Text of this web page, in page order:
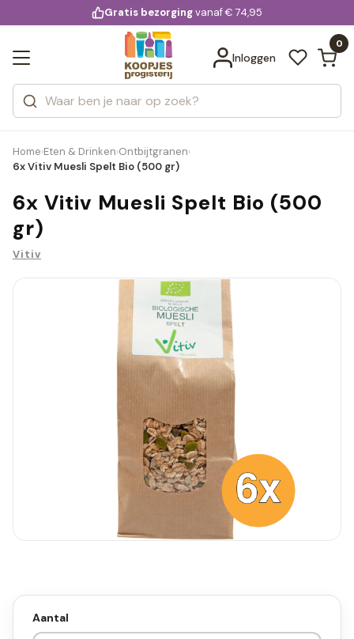
voor 20:00 uur besteld
Gratis bezorgingvanaf € 74,95
Inloggen
0
Zoeken
Categorieën
Merken
Bekijk alle resultaten
Home›Eten & Drinken›Ontbijtgranen›
6x Vitiv Muesli Spelt Bio (500 gr)
6x Vitiv Muesli Spelt Bio (500
gr)
Vitiv
Aantal